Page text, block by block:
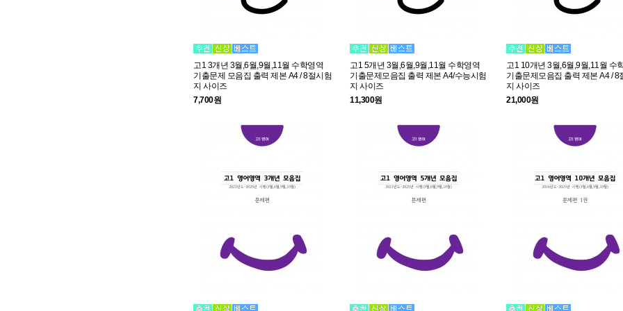
고1 3개년 3월,6월,9월,11월 수학영역
기출문제 모음집 출력 제본 A4 / 8절시험
지 사이즈
7,700원
고1 5개년 3월,6월,9월,11월 수학영역
기출문제모음집 출력 제본 A4/수능시험
지 사이즈
11,300원
고1 10개년 3월,6월,9월,11월 수
기출문제모음집 출력 제본 A4 / 8
지 사이즈
21,000원